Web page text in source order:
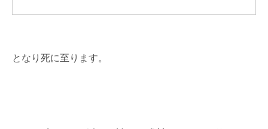
となり死に至ります。